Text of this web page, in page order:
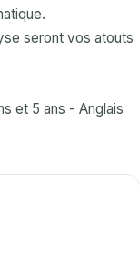
seront vos atouts
et 5 ans - Anglais